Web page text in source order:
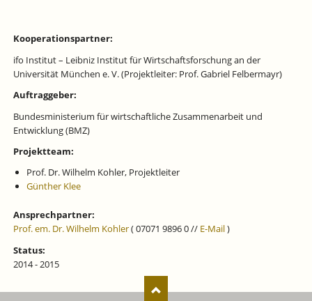
Kooperationspartner:
ifo Institut – Leibniz Institut für Wirtschaftsforschung an der
Universität München e. V. (Projektleiter: Prof. Gabriel Felbermayr)
Auftraggeber:
Bundesministerium für wirtschaftliche Zusammenarbeit und
Entwicklung (BMZ)
Projektteam:
Prof. Dr. Wilhelm Kohler, Projektleiter
Günther Klee
Ansprechpartner:
Prof. em. Dr. Wilhelm Kohler( 07071 9896 0 // E-Mail)
Status:
2014 - 2015